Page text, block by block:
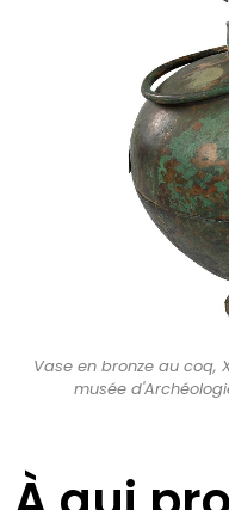
Vase en bronze au coq,
musée